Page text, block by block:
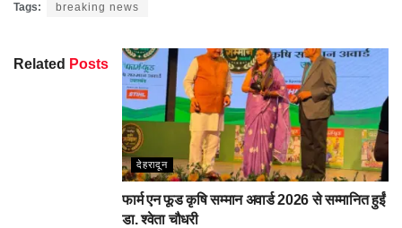
Tags: breaking news
Related Posts
देहरादून
फार्म एन फूड कृषि सम्मान अवार्ड 2026 से सम्मानित हुईं
डा. श्वेता चौधरी